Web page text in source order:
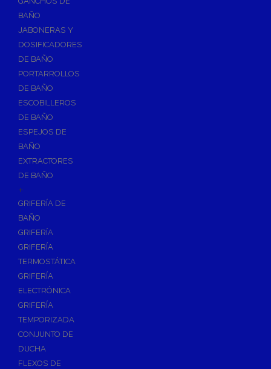
Accesorios y Grupos Contra Incendios
Calderas y estufas de biomasa
Sistemas de Energía Solar Térmica
Estructuras de soporte
Sistemas de Aerotermia
Sistemas de Energía Solar Fotovoltaica
Paneles
Inversores
Baterías
Estructuras
Fontanería
Aislamientos para Tuberías
Accesorios para Instalación de Gas
Válvulas para Gas
Accesorios y Repuestos de Gas
Baterias y Contadores
Bombas
Bombas Sumergibles
Bombas de Drenaje y Residual
BAÑO
JABONERAS Y
DOSIFICADORES
DE BAÑO
PORTARROLLOS
DE BAÑO
ESCOBILLEROS
DE BAÑO
ESPEJOS DE
BAÑO
EXTRACTORES
DE BAÑO
+
GRIFERÍA DE
BAÑO
GRIFERÍA
GRIFERÍA
TERMOSTÁTICA
GRIFERÍA
ELECTRÓNICA
GRIFERÍA
TEMPORIZADA
CONJUNTO DE
DUCHA
FLEXOS DE